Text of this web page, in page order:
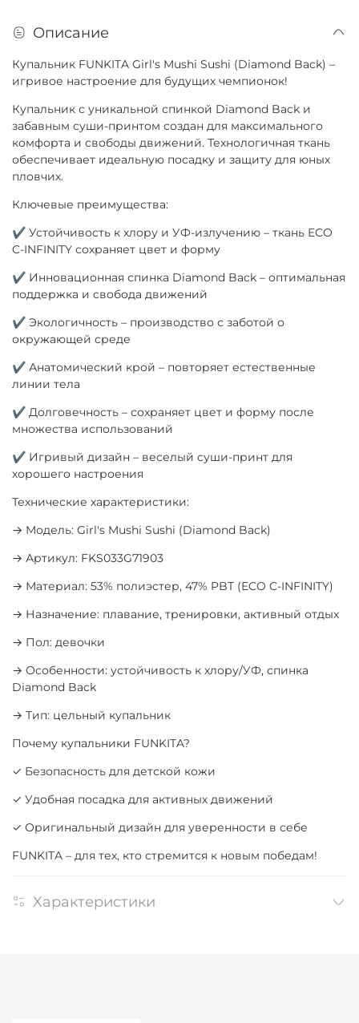
Описание
Купальник FUNKITA Girl's Mushi Sushi (Diamond Back) –
игривое настроение для будущих чемпионок!
Купальник с уникальной спинкой Diamond Back и
забавным суши-принтом создан для максимального
комфорта и свободы движений. Технологичная ткань
обеспечивает идеальную посадку и защиту для юных
пловчих.
Ключевые преимущества:
✔ Устойчивость к хлору и УФ-излучению – ткань ECO
C-INFINITY сохраняет цвет и форму
✔ Инновационная спинка Diamond Back – оптимальная
поддержка и свобода движений
✔ Экологичность – производство с заботой о
окружающей среде
✔ Анатомический крой – повторяет естественные
линии тела
✔ Долговечность – сохраняет цвет и форму после
множества использований
✔ Игривый дизайн – веселый суши-принт для
хорошего настроения
Технические характеристики:
→ Модель: Girl's Mushi Sushi (Diamond Back)
→ Артикул: FKS033G71903
→ Материал: 53% полиэстер, 47% PBT (ECO C-INFINITY)
→ Назначение: плавание, тренировки, активный отдых
→ Пол: девочки
→ Особенности: устойчивость к хлору/УФ, спинка
Diamond Back
→ Тип: цельный купальник
Почему купальники FUNKITA?
✓ Безопасность для детской кожи
✓ Удобная посадка для активных движений
✓ Оригинальный дизайн для уверенности в себе
FUNKITA – для тех, кто стремится к новым победам!
Характеристики